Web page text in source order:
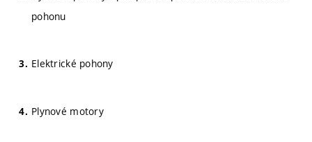
pohonu
Elektrické pohony
Plynové motory